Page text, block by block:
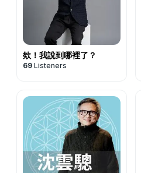
欸！我說到哪裡了？
69 Listeners